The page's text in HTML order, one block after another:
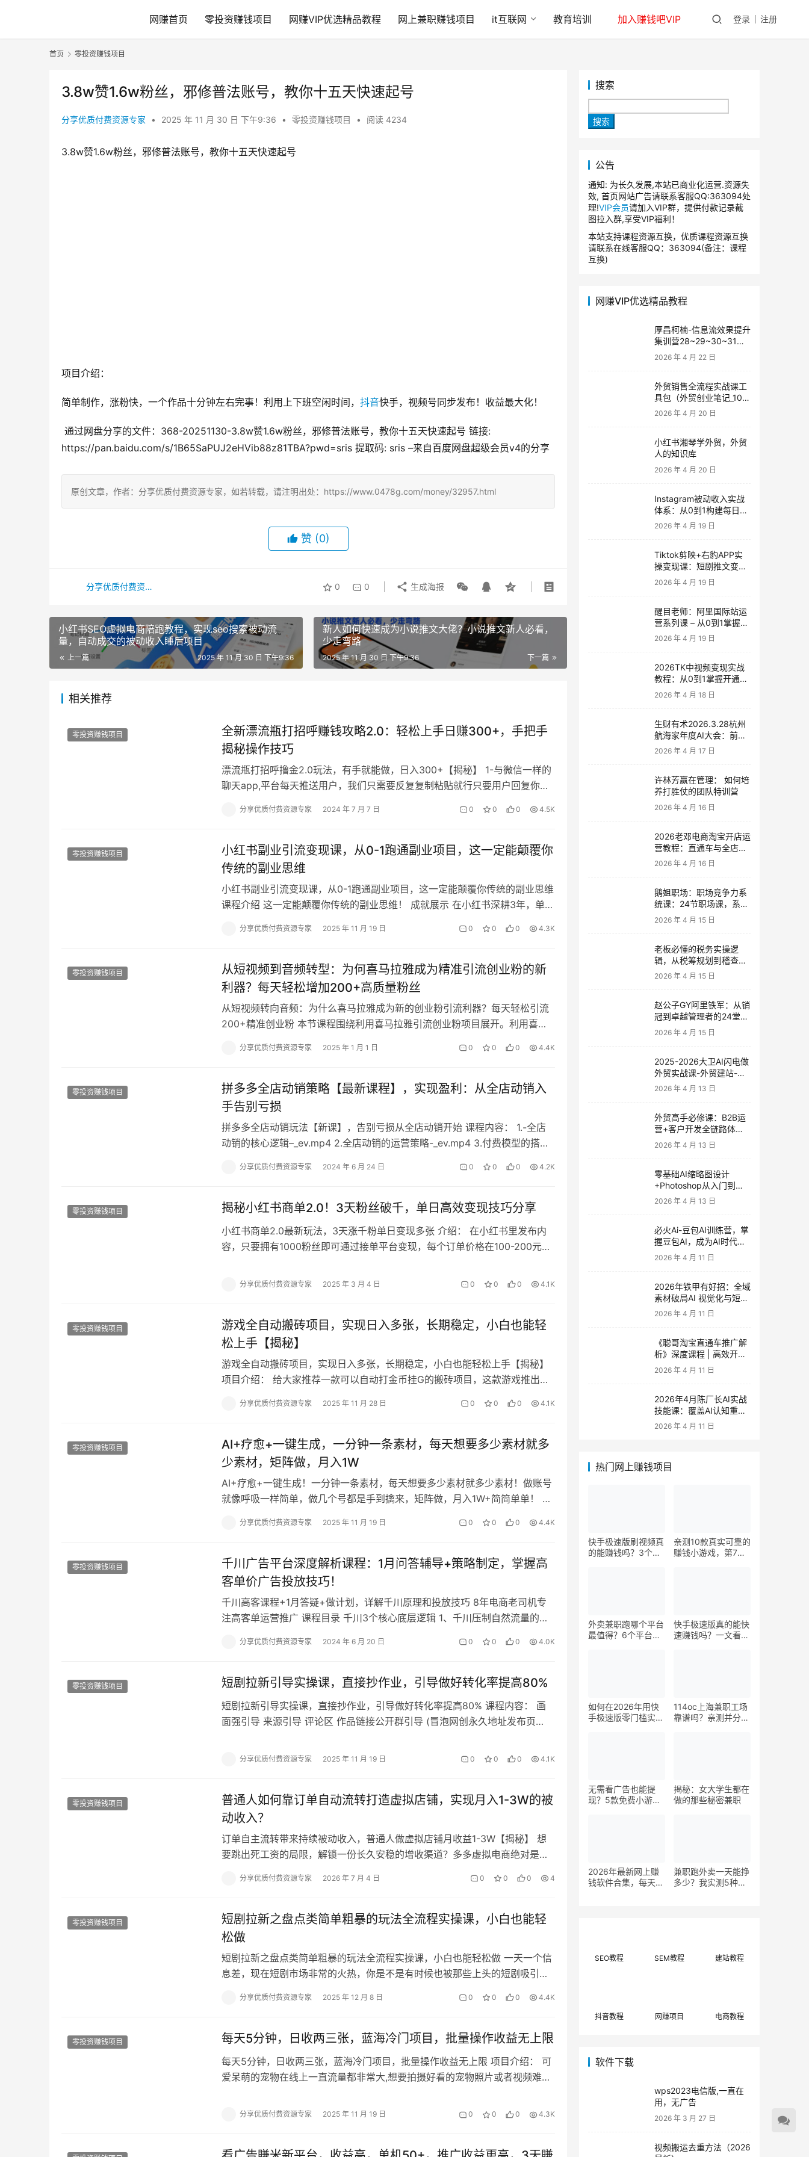
网赚首页 零投资赚钱项目 网赚VIP优选精品教程 网上兼职赚钱项目 it互联网 教育培训 加入赚钱吧VIP 登录 注册
首页 零投资赚钱项目
3.8w赞1.6w粉丝，邪修普法账号，教你十五天快速起号
分享优质付费资源专家 • 2025 年 11 月 30 日 下午9:36 • 零投资赚钱项目 • 阅读 4234
3.8w赞1.6w粉丝，邪修普法账号，教你十五天快速起号
项目介绍：
简单制作，涨粉快，一个作品十分钟左右完事！利用上下班空闲时间， 抖音快手，视频号同步发布！收益最大化！
https://pan.baidu.com/s/1B65SaPUJ2eHVib88z81TBA?pwd=sris 提取码: sris –来自百度网盘超级会员v4的分享
原创文章，作者：分享优质付费资源专家，如若转载，请注明出处：https://www.0478g.com/money/32957.html
赞 (0)
分享优质付费资源专家 0 0 生成海报
小红书SEO虚拟电商陪跑教程，实现seo搜索被动流
量，自动成交的被动收入睡后项目
上一篇 2025 年 11 月 30 日 下午9:36
新人如何快速成为小说推文大佬？小说推文新人必看，
少走弯路
下一篇
2025 年 11 月 30 日 下午9:36
相关推荐
零投资赚钱项目
全新漂流瓶打招呼赚钱攻略2.0：轻松上手日赚300+，手把手
揭秘操作技巧
漂流瓶打招呼撸金2.0玩法，有手就能做，日入300+【揭秘】 1-与微信一样的
聊天app,平台每天推送用户，我们只需要反复复制粘贴就行只要用户回复你，
分享优质付费资源专家 2024 年 7 月 7 日 0 0 0 4.5K
零投资赚钱项目
小红书副业引流变现课，从0-1跑通副业项目，这一定能颠覆你
传统的副业思维
小红书副业引流变现课，从0-1跑通副业项目，这一定能颠覆你传统的副业思维
课程介绍 这一定能颠覆你传统的副业思维！ 成就展示 在小红书深耕3年，单账
分享优质付费资源专家 2025 年 11 月 19 日 0 0 0 4.3K
零投资赚钱项目
从短视频到音频转型：为何喜马拉雅成为精准引流创业粉的新
利器？每天轻松增加200+高质量粉丝
从短视频转向音频：为什么喜马拉雅成为新的创业粉引流利器？每天轻松引流
200+精准创业粉 本节课程围绕利用喜马拉雅引流创业粉项目展开。利用喜马
分享优质付费资源专家 2025 年 1 月 1 日 0 0 0 4.4K
零投资赚钱项目
拼多多全店动销策略【最新课程】，实现盈利：从全店动销入
手告别亏损
拼多多全店动销玩法【新课】，告别亏损从全店动销开始 课程内容： 1.-全店
动销的核心逻辑–_ev.mp4 2.全店动销的运营策略-_ev.mp4 3.付费模型的搭建
分享优质付费资源专家 2024 年 6 月 24 日 0 0 0 4.2K
零投资赚钱项目 揭秘小红书商单2.0！3天粉丝破千，单日高效变现技巧分享
小红书商单2.0最新玩法，3天涨千粉单日变现多张 介绍： 在小红书里发布内
容，只要拥有1000粉丝即可通过接单平台变现，每个订单价格在100-200元。
分享优质付费资源专家 2025 年 3 月 4 日 0 0 0 4.1K
零投资赚钱项目
游戏全自动搬砖项目，实现日入多张，长期稳定，小白也能轻
松上手【揭秘】
游戏全自动搬砖项目，实现日入多张，长期稳定，小白也能轻松上手【揭秘】
项目介绍： 给大家推荐一款可以自动打金币挂G的搬砖项目，这款游戏推出有
分享优质付费资源专家 2025 年 11 月 28 日 0 0 0 4.1K
零投资赚钱项目
AI+疗愈+一键生成，一分钟一条素材，每天想要多少素材就多
少素材，矩阵做，月入1W
AI+疗愈+一键生成！一分钟一条素材，每天想要多少素材就多少素材！做账号
就像呼吸一样简单，做几个号都是手到擒来，矩阵做，月入1W+简简单单！ 项
分享优质付费资源专家 2025 年 11 月 19 日 0 0 0 4.4K
零投资赚钱项目
千川广告平台深度解析课程：1月问答辅导+策略制定，掌握高
客单价广告投放技巧！
千川高客课程+1月答疑+做计划，详解千川原理和投放技巧 8年电商老司机专
注高客单运营推广 课程目录 千川3个核心底层逻辑 1、千川压制自然流量的原
分享优质付费资源专家 2024 年 6 月 20 日 0 0 0 4.0K
零投资赚钱项目 短剧拉新引导实操课，直接抄作业，引导做好转化率提高80%
短剧拉新引导实操课，直接抄作业，引导做好转化率提高80% 课程内容： 画
面强引导 来源引导 评论区 作品链接公开群引导 (冒泡网创永久地址发布页
分享优质付费资源专家 2025 年 11 月 19 日 0 0 0 4.1K
零投资赚钱项目
普通人如何靠订单自动流转打造虚拟店铺，实现月入1-3W的被
动收入？
订单自主流转带来持续被动收入，普通人做虚拟店铺月收益1-3W【揭秘】 想
要跳出死工资的局限，解锁一份长久安稳的增收渠道？多多虚拟电商绝对是优
分享优质付费资源专家 2026 年 7 月 4 日 0 0 0 4
零投资赚钱项目
短剧拉新之盘点类简单粗暴的玩法全流程实操课，小白也能轻
松做
短剧拉新之盘点类简单粗暴的玩法全流程实操课，小白也能轻松做 一天一个信
息差，现在短剧市场非常的火热，你是不是有时候也被那些上头的短剧吸引？
分享优质付费资源专家 2025 年 12 月 8 日 0 0 0 4.4K
零投资赚钱项目 每天5分钟，日收两三张，蓝海冷门项目，批量操作收益无上限
每天5分钟，日收两三张，蓝海冷门项目，批量操作收益无上限 项目介绍： 可
爱呆萌的宠物在线上一直流量都非常大,想要拍摄好看的宠物照片或者视频难度
分享优质付费资源专家 2025 年 11 月 19 日 0 0 0 4.3K
搜索
搜索
公告
通知: 为长久发展,本站已商业化运营.资源失
效, 首页网站广告请联系客服QQ:363094处
理!VIP会员请加入VIP群，提供付款记录截
图拉入群,享受VIP福利！
本站支持课程资源互换，优质课程资源互换
请联系在线客服QQ：363094(备注：课程
互换)
网赚VIP优选精品教程
厚昌柯楠-信息流效果提升
集训营28~29~30~31
期，智能投放·巨量AD/百
度优化·AI提效指南
2026 年 4 月 22 日
外贸销售全流程实战课工
具包（外贸创业笔记_10年
外贸经验）
2026 年 4 月 20 日
小红书湘琴学外贸，外贸
人的知识库
2026 年 4 月 20 日
Instagram被动收入实战
体系：从0到1构建每日盈
利的自动销售漏斗
2026 年 4 月 19 日
Tiktok剪映+右豹APP实
操变现课：短剧推文变现
全教程来了！
2026 年 4 月 19 日
醒目老师：阿里国际站运
营系列课 – 从0到1掌握平
台运营核心技巧
2026 年 4 月 19 日
2026TK中视频变现实战
教程：从0到1掌握开通、
养号、剪辑到变现，新手
副业首选
2026 年 4 月 18 日
生财有术2026.3.28杭州
航海家年度AI大会：前沿
趋势×落地案例×技能图谱
2026 年 4 月 17 日
许林芳赢在管理： 如何培
养打胜仗的团队特训营
2026 年 4 月 16 日
2026老邓电商淘宝开店运
营教程：直通车与全店推
广系统课
2026 年 4 月 16 日
鹅姐职场：职场竞争力系
统课：24节职场课，系统
提升竞争力
2026 年 4 月 15 日
老板必懂的税务实操逻
辑，从税筹规划到稽查应
对，为企业稳健增长保驾
2026 年 4 月 15 日
赵公子GY阿里铁军：从销
冠到卓越管理者的24堂实
战课
2026 年 4 月 15 日
2025-2026大卫AI闪电做
外贸实战课-外贸建站-开
发客户-内容营销-从0到3
2026 年 4 月 13 日
外贸高手必修课：B2B运
营+客户开发全链路体系
课 | 从0到1成为外贸精英
2026 年 4 月 13 日
零基础AI缩略图设计
+Photoshop从入门到精
通 全套教程（含形象照拍
2026 年 4 月 13 日
必火Ai-豆包AI训练营，掌
握豆包AI，成为AI时代的
全能型人才
2026 年 4 月 11 日
2026年铁甲有好招：全域
素材破局AI 视觉化与短剧
营销实战指南——高效增
策略
2026 年 4 月 11 日
《聪哥淘宝直通车推广解
析》深度课程 | 高效开
车、极速投产系统实操课
2026 年 4 月 11 日
2026年4月陈厂长AI实战
技能课：覆盖AI认知重
构、智能体与大模型解
2026 年 4 月 11 日
热门网上赚钱项目
快手极速版刷视频真
的能赚钱吗？3个隐
亲测10款真实可靠的
赚钱小游戏，第7款
外卖兼职跑哪个平台
最值得？6个平台实
快手极速版真的能快
速赚钱吗？一文看懂
如何在2026年用快
手极速版零门槛实现
114oc上海兼职工场
靠谱吗？亲测并分享
无需看广告也能提
现？5款免费小游戏
揭秘：女大学生都在
做的那些秘密兼职
2026年最新网上赚
钱软件合集，每天免
兼职跑外卖一天能挣
多少？我实测5种接
SEO教程 SEM教程 建站教程
抖音教程 网赚项目 电商教程
软件下载
wps2023电信版,一直在
用，无广告
2026 年 3 月 27 日
视频搬运去重方法（2026